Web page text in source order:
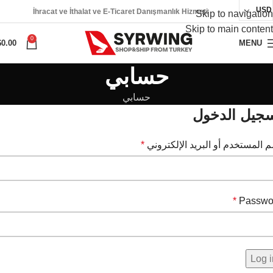
Skip to navigation
Skip to main content
USD
İhracat ve İthalat ve E-Ticaret Danışmanlık Hizmeti
MENU
0
0.00
حسابي
حسابي
الدخول
المستخدم أو البريد الإلكتروني *
*
Log